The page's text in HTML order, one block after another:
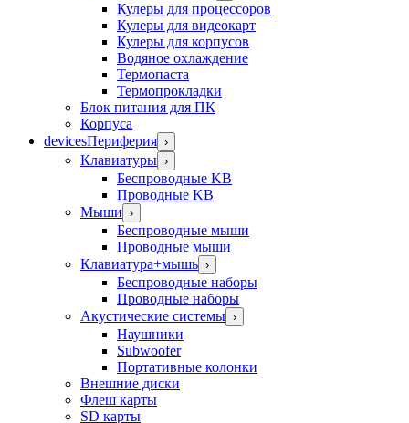
Кулеры для процессоров
Кулеры для видеокарт
Кулеры для корпусов
Водяное охлаждение
Термопаста
Термопрокладки
Блок питания для ПК
Корпуса
devicesПериферия ›
Клавиатуры ›
Беспроводные KB
Проводные KB
Мыши ›
Беспроводные мыши
Проводные мыши
Клавиатура+мышь ›
Беспроводные наборы
Проводные наборы
Акустические системы ›
Наушники
Subwoofer
Портативные колонки
Внешние диски
Флеш карты
SD карты